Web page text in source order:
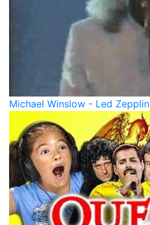
Michael Winslow - Led Zepplin